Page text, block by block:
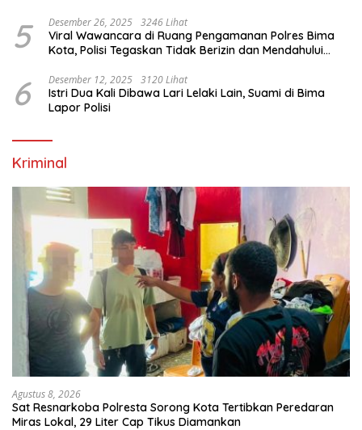
5 Desember 26, 2025 3246 Lihat
Viral Wawancara di Ruang Pengamanan Polres Bima
Kota, Polisi Tegaskan Tidak Berizin dan Mendahului
6 Desember 12, 2025 3120 Lihat
Istri Dua Kali Dibawa Lari Lelaki Lain, Suami di Bima
Lapor Polisi
Kriminal
Agustus 8, 2026
Sat Resnarkoba Polresta Sorong Kota Tertibkan Peredaran
Miras Lokal, 29 Liter Cap Tikus Diamankan